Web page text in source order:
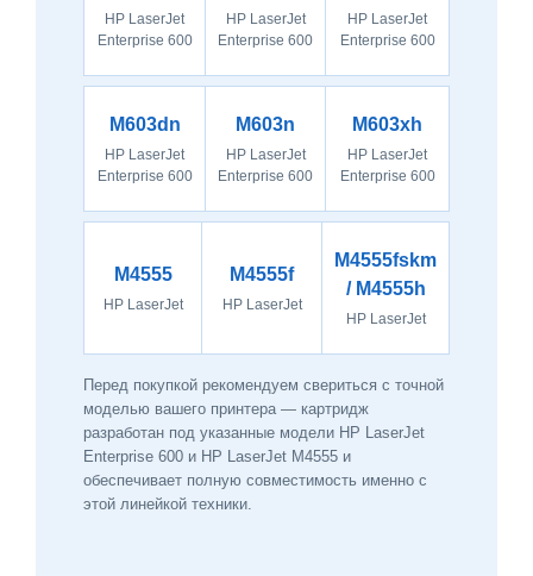
HP LaserJet
Enterprise 600
HP LaserJet
Enterprise 600
HP LaserJet
Enterprise 600
M603dn
HP LaserJet
Enterprise 600
M603n
HP LaserJet
Enterprise 600
M603xh
HP LaserJet
Enterprise 600
M4555
HP LaserJet
M4555f
HP LaserJet
M4555fskm
/ M4555h
HP LaserJet
Перед покупкой рекомендуем свериться с точной
моделью вашего принтера — картридж
разработан под указанные модели HP LaserJet
Enterprise 600 и HP LaserJet M4555 и
обеспечивает полную совместимость именно с
этой линейкой техники.